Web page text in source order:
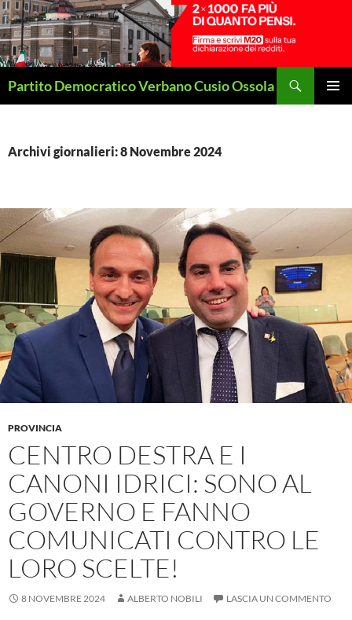
Vai
al
contenuto
Partito Democratico Verbano Cusio Ossola
Archivi giornalieri: 8 Novembre 2024
PROVINCIA
CENTRO DESTRA E I
CANONI IDRICI: SONO AL
GOVERNO E FANNO
COMUNICATI CONTRO LE
LORO SCELTE!
8 NOVEMBRE 2024 ALBERTO NOBILI LASCIA UN COMMENTO